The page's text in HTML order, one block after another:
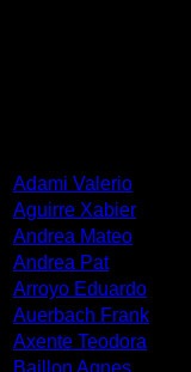
Adami Valerio
Aguirre Xabier
Andrea Mateo
Andrea Pat
Arroyo Eduardo
Auerbach Frank
Axente Teodora
Baillon Agnes